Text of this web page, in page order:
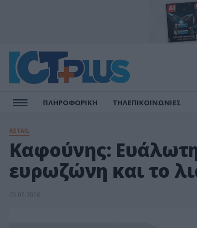
ΠΛΗΡΟΦΟΡΙΚΗ ΤΗΛΕΠΙΚΟΙΝΩΝΙΕΣ
RETAIL
Καφούνης:
ευρωζώνη και το
09.03.2026